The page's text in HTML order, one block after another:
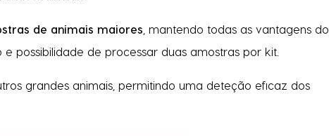
de animais maiores , mantendo todas as vantagens do
possibilidade de processar duas amostras por kit.
grandes animais, permitindo uma deteção eficaz dos